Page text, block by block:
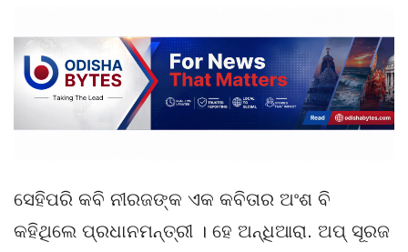
ସେହିପରି କବି ନୀରଜଙ୍କ ଏକ କବିତାର ଅଂଶ ବି
କହିଥିଲେ ପ୍ରଧାନମନ୍ତ୍ରୀ । ହେ ଅନ୍ଧିଆରା. ଅପ୍‌ ସୂରଜ